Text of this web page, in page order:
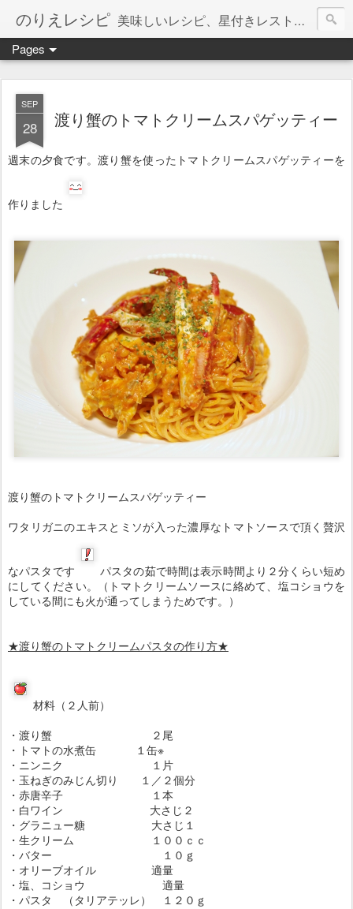
のりえレシピ 美味しいレシピ、星付きレストラン、絶品お取り寄せを紹介しています。
Pages
SEP
28 渡り蟹のトマトクリームスパゲッティー
週末の夕食です。渡り蟹を使ったトマトクリームスパゲッティーを
作りました
渡り蟹のトマトクリームスパゲッティー
ワタリガニのエキスとミソが入った濃厚なトマトソースで頂く贅沢
なパスタです
パスタの茹で時間は表示時間より２分くらい短め
にしてください。（トマトクリームソースに絡めて、塩コショウを
している間にも火が通ってしまうためです。）
★渡り蟹のトマトクリームパスタの作り方★
材料（２人前）
・渡り蟹 ２尾
・トマトの水煮缶 １缶※
・ニンニク １片
・玉ねぎのみじん切り １／２個分
・赤唐辛子 １本
・白ワイン 大さじ２
・グラニュー糖 大さじ１
・生クリーム １００ｃｃ
・バター １０ｇ
・オリーブオイル 適量
・塩、コショウ 適量
・パスタ （タリアテッレ） １２０ｇ